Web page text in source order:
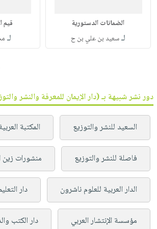
الضمانات الدستورية
لـسعيد بن علي بن ح
قيم
لـ
دور نشر شبيهة بـ (دار الإيمان للمعرفة والنشر
السعيد للنشر والتوزيع المكتبة
فاصلة للنشر والتوزيع منشورات زين
الدار العربية للعلوم ناشرون دار
مؤسسة الإنتشار العربي دار الكتب